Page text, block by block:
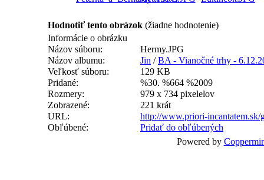
Hodnotiť tento obrázok (žiadne hodnotenie)
Informácie o obrázku
Názov súboru:
Hermy.JPG
Názov albumu:
Jin /BA - Vianočné trhy -
Veľkosť súboru:
129 KB
Pridané:
%30. %664 %2009
Rozmery:
979 x 734 pixelelov
Zobrazené:
221 krát
URL:
http://www.priori-incantatem.sk/
Obľúbené:
Pridať do obľúbených
Powered by